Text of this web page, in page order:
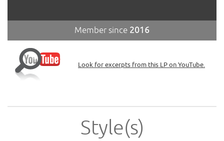
Member since 2016
Look for excerpts from this LP on YouTube.
Style(s)